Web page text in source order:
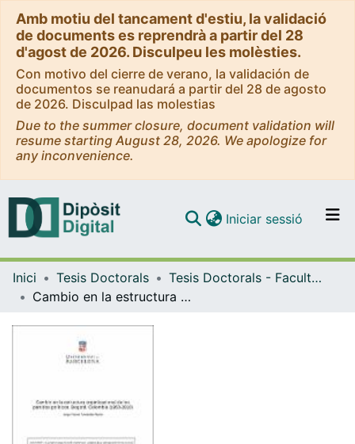
Amb motiu del tancament d'estiu, la validació
de documents es reprendrà a partir del 28
d'agost de 2026. Disculpeu les molèsties.
Con motivo del cierre de verano, la validación de
documentos se reanudará a partir del 28 de agosto
de 2026. Disculpad las molestias
Due to the summer closure, document validation will
resume starting August 28, 2026. We apologize for
any inconvenience.
Navega per tot el DD
Iniciar sessió (current)
Inici Tesis Doctorals
Tesis Doctorals - Facultat - Dret
Cambio en la estructura organizacional de los partidos políticos, Bogotá, Colombia (1950-2010)